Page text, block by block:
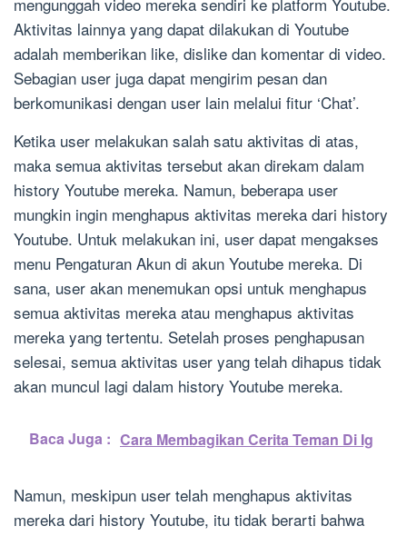
Aktivitas lainnya yang dapat dilakukan di Youtube
adalah memberikan like, dislike dan komentar di video.
Sebagian user juga dapat mengirim pesan dan
berkomunikasi dengan user lain melalui fitur ‘Chat’.
Ketika user melakukan salah satu aktivitas di atas,
maka semua aktivitas tersebut akan direkam dalam
history Youtube mereka. Namun, beberapa user
mungkin ingin menghapus aktivitas mereka dari history
Youtube. Untuk melakukan ini, user dapat mengakses
menu Pengaturan Akun di akun Youtube mereka. Di
sana, user akan menemukan opsi untuk menghapus
semua aktivitas mereka atau menghapus aktivitas
mereka yang tertentu. Setelah proses penghapusan
selesai, semua aktivitas user yang telah dihapus tidak
akan muncul lagi dalam history Youtube mereka.
Baca Juga : Cara Membagikan Cerita Teman Di Ig
Namun, meskipun user telah menghapus aktivitas
mereka dari history Youtube, itu tidak berarti bahwa